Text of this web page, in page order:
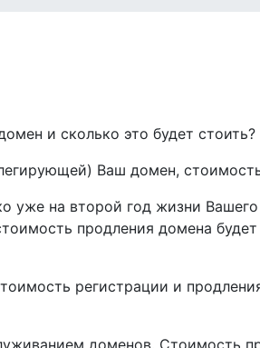
и сколько это будет стоить?
Ваш домен,
уже на второй год жизни
продления домена
регистрации и
доменов. Стоимость